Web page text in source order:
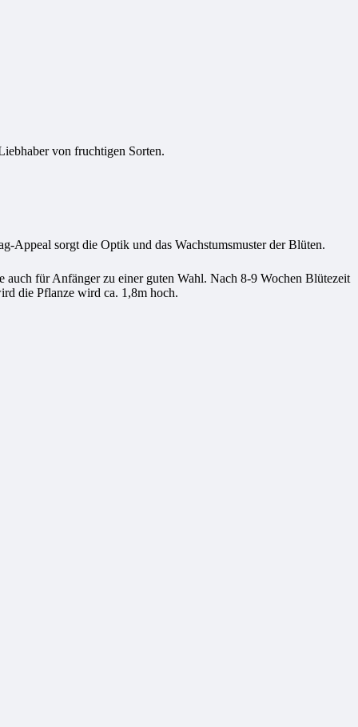
von fruchtigen Sorten.
sorgt die Optik und das Wachstumsmuster der Blüten.
für Anfänger zu einer guten Wahl. Nach 8-9 Wochen Blütezeit
die Pflanze wird ca. 1,8m hoch.